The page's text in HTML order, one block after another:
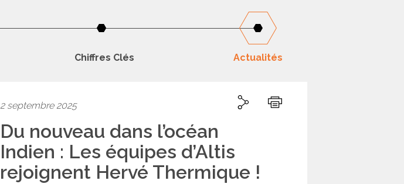
Chiffres Clés Actualités
Partager
Partager sur Linkedin
Partager sur Twitter
Imprimer
2 septembre 2025
Du nouveau dans l’océan
Indien : Les équipes d’Altis
rejoignent Hervé Thermique !